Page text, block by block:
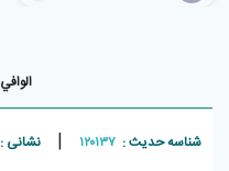
الوافي
شناسه حدیث : ۱۲۰۱۳۷ | نشانی :